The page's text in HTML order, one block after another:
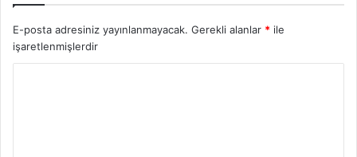
E-posta adresiniz yayınlanmayacak. Gerekli alanlar * ile
işaretlenmişlerdir